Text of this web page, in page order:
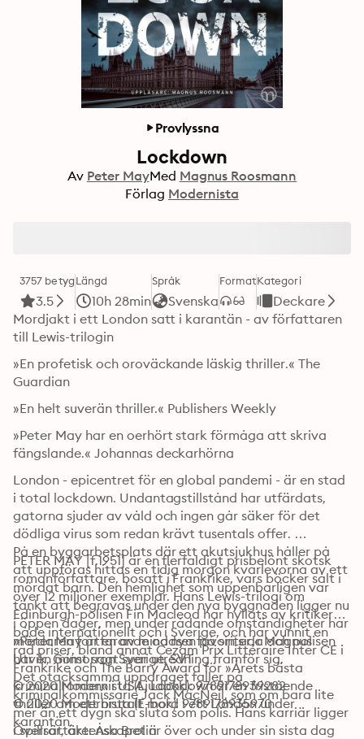
Provlyssna
Lockdown
Av Peter MayMed Magnus Roosmann
Förlag Modernista
3757 betyg
3.5
Längd
10h 28min
Språk
Svenska
FormatKategori
Deckare
Mordjakt i ett London satt i karantän - av författaren
till Lewis-trilogin
»En profetisk och oroväckande läskig thriller.« The
Guardian
»Peter May har en oerhört stark förmåga att skriva
London - epicentret för en global pandemi - är en stad
i total lockdown. Undantagstillstånd har utfärdats,
gatorna sjuder av våld och ingen går säker för det
dödliga virus som redan krävt tusentals offer.
På en byggarbetsplats där ett akutsjukhus håller på
att uppföras hittas en tidig morgon kvarlevorna av ett
mördat barn. Den hemlighet som uppenbarligen var
tänkt att begravas under den nya byggnaden ligger nu
i öppen dager, men under rådande omständigheter har
mördaren fortfarande oddsen på sin sida och polisen
har en minst sagt svår utredning framför sig.
Det otacksamma uppdraget faller på
kriminalkommissarie Jack MacNeil, som om bara lite
mer än ett dygn ska sluta som polis. Hans karriär ligger
i spillror, äktenskapet är över och under sin sista dag
PETER MAY [f.1951] är en flerfaldigt prisbelönt skotsk
romanförfattare, bosatt i Frankrike, vars böcker sålt i
över 12 miljoner exemplar. Hans Lewis-trilogi om
Edinburgh-polisen Fin Macleod har hyllats av kritikerna
både internationellt och i Sverige, och har vunnit en
rad priser, bland annat Cezam Prix Littéraire Inter CE i
Frankrike och The Barry Award för »Årets bästa
kriminalroman« i USA. Lockdown är en fristående
thriller om ett brutalt mord i ett London under
karantän.
»Peter May är en av mina nya favoriter.« Magnus
Utvik, Gomorron Sverige, SVT
© 2020 Modernista (Ljudbok): 9789178939282
© 2020 Modernista (E-bok): 9789178935970
Översättare: Åsa Brolin